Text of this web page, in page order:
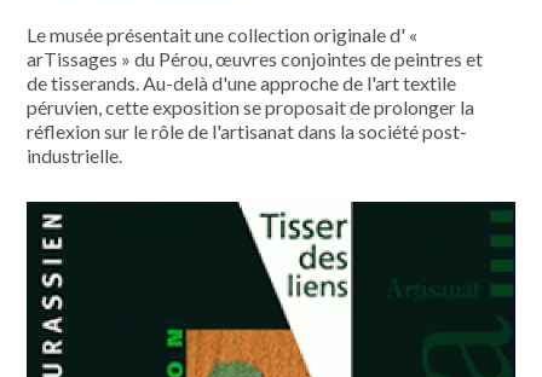
Le musée présentait une collection originale d' «
arTissages » du Pérou, œuvres conjointes de peintres et
de tisserands. Au-delà d'une approche de l'art textile
péruvien, cette exposition se proposait de prolonger la
réflexion sur le rôle de l'artisanat dans la société post-
industrielle.